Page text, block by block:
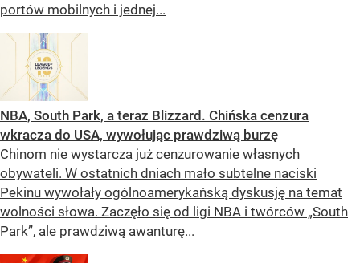
portów mobilnych i jednej...
NBA, South Park, a teraz Blizzard. Chińska cenzura
wkracza do USA, wywołując prawdziwą burzę
Chinom nie wystarcza już cenzurowanie własnych
obywateli. W ostatnich dniach mało subtelne naciski
Pekinu wywołały ogólnoamerykańską dyskusję na temat
wolności słowa. Zaczęło się od ligi NBA i twórców „South
Park”, ale prawdziwą awanturę...